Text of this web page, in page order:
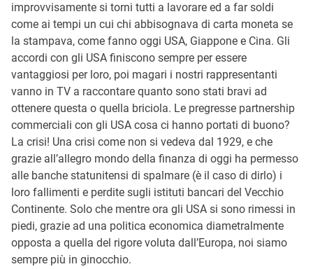
improvvisamente si torni tutti a lavorare ed a far soldi
come ai tempi un cui chi abbisognava di carta moneta se
la stampava, come fanno oggi USA, Giappone e Cina. Gli
accordi con gli USA finiscono sempre per essere
vantaggiosi per loro, poi magari i nostri rappresentanti
vanno in TV a raccontare quanto sono stati bravi ad
ottenere questa o quella briciola. Le pregresse partnership
commerciali con gli USA cosa ci hanno portati di buono?
La crisi! Una crisi come non si vedeva dal 1929, e che
grazie all’allegro mondo della finanza di oggi ha permesso
alle banche statunitensi di spalmare (è il caso di dirlo) i
loro fallimenti e perdite sugli istituti bancari del Vecchio
Continente. Solo che mentre ora gli USA si sono rimessi in
piedi, grazie ad una politica economica diametralmente
opposta a quella del rigore voluta dall’Europa, noi siamo
sempre più in ginocchio.